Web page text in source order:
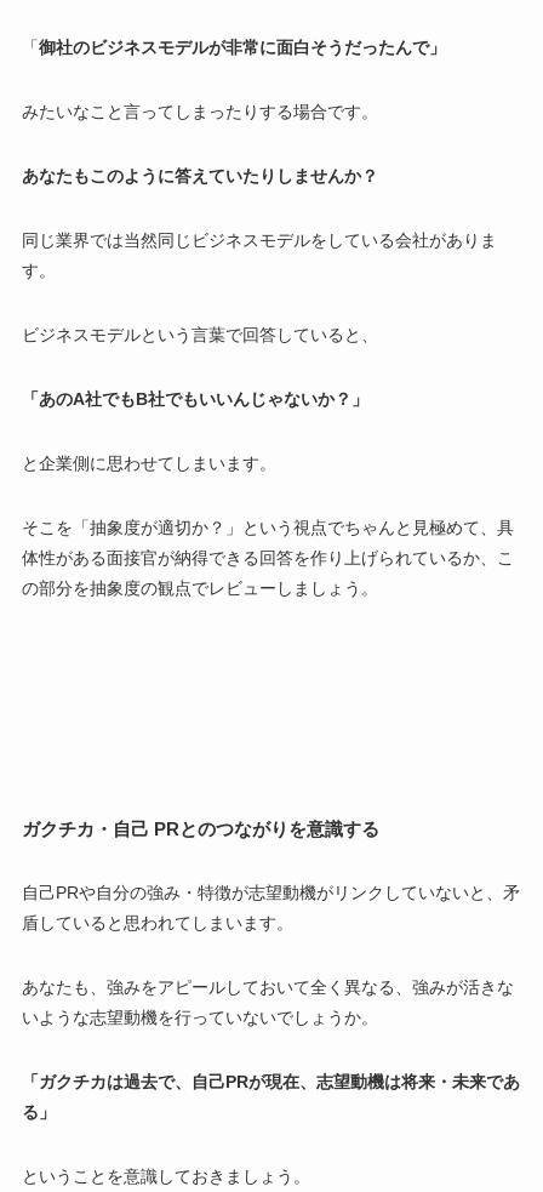
「御社のビジネスモデルが非常に面白そうだったんで」
みたいなこと言ってしまったりする場合です。
あなたもこのように答えていたりしませんか？
同じ業界では当然同じビジネスモデルをしている会社がありま
す。
ビジネスモデルという言葉で回答していると、
「あのA社でもB社でもいいんじゃないか？」
と企業側に思わせてしまいます。
そこを「抽象度が適切か？」という視点でちゃんと見極めて、具
体性がある面接官が納得できる回答を作り上げられているか、こ
の部分を抽象度の観点でレビューしましょう。
ガクチカ・自己 PRとのつながりを意識する
自己PRや自分の強み・特徴が志望動機がリンクしていないと、矛
盾していると思われてしまいます。
あなたも、 強みをアピールしておいて全く異なる、強みが活きな
いような志望動機を行っていないでしょうか。
「ガクチカは過去で、自己PRが現在、志望動機は将来・未来であ
る」
ということを意識しておきましょう。